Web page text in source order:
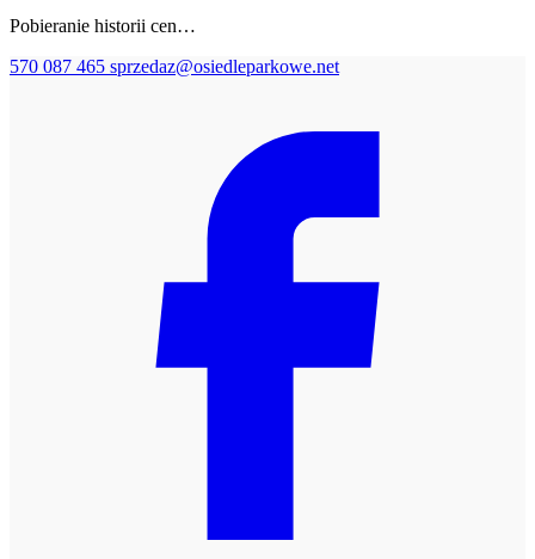
Pobieranie historii cen…
570 087 465 sprzedaz@osiedleparkowe.net